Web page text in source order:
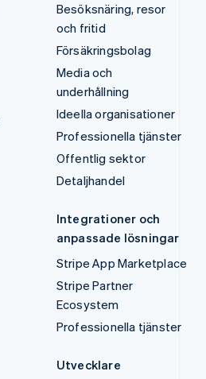
Besöksnäring, resor
och fritid
Försäkringsbolag
Media och
underhållning
Ideella organisationer
Professionella tjänster
Offentlig sektor
Detaljhandel
Integrationer och
anpassade lösningar
Stripe App Marketplace
Stripe Partner
Ecosystem
Professionella tjänster
Utvecklare